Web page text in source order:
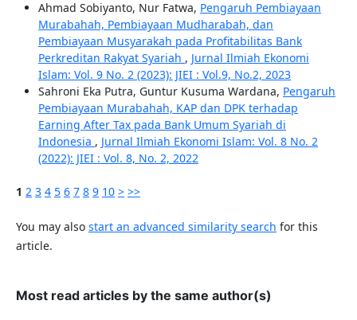
Ahmad Sobiyanto, Nur Fatwa, Pengaruh Pembiayaan
Murabahah, Pembiayaan Mudharabah, dan
Pembiayaan Musyarakah pada Profitabilitas Bank
Perkreditan Rakyat Syariah , Jurnal Ilmiah Ekonomi
Islam: Vol. 9 No. 2 (2023): JIEI : Vol.9, No.2, 2023
Sahroni Eka Putra, Guntur Kusuma Wardana, Pengaruh
Pembiayaan Murabahah, KAP dan DPK terhadap
Earning After Tax pada Bank Umum Syariah di
Indonesia , Jurnal Ilmiah Ekonomi Islam: Vol. 8 No. 2
(2022): JIEI : Vol. 8, No. 2, 2022
1 2 3 4 5 6 7 8 9 10 > >>
You may also start an advanced similarity search for this
article.
Most read articles by the same author(s)